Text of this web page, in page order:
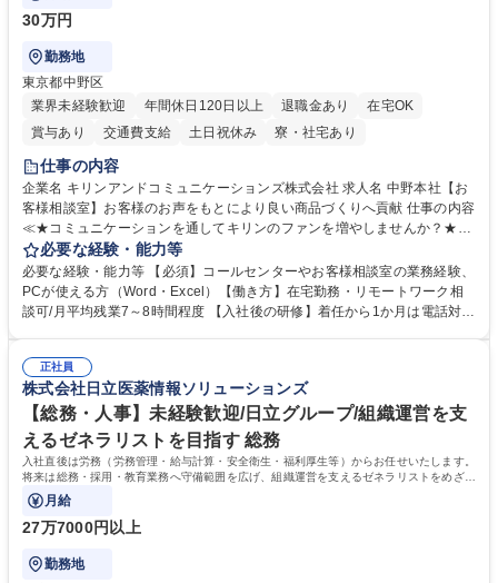
30万円
勤務地
東京都中野区
業界未経験歓迎
年間休日120日以上 退職金あり
在宅OK
賞与あり
交通費支給 土日祝休み 寮・社宅あり
仕事の内容
企業名 キリンアンドコミュニケーションズ株式会社 求人名 中野本社【お
客様相談室】お客様のお声をもとにより良い商品づくりへ貢献 仕事の内容
≪★コミュニケーションを通してキリンのファンを増やしませんか？★≫
お客様のお声をより良い商品づくりに活かしていく上で、窓口となるお客
様相談室でのお仕事です。 日々お客様からいただくキリングループへのご
意見を、企業活動に活かしています。お客様からの声に迅速かつ誠意をも
って対応、情報提供するとともにグループ内活動に反映しています。 【具
平均100件前後■メール・手紙：同上40件前後 募集職種 中野本社【お客様
相談室】お客様のお声をもとにより良い商品づくりへ貢献
必要な経験・能力等
必要な経験・能力等 【必須】コールセンターやお客様相談室の業務経験、
PCが使える方（Word・Excel）【働き方】在宅勤務・リモートワーク相
談可/月平均残業7～8時間程度 【入社後の研修】着任から1か月は電話対応
すのでご安心ください。 【当社について】キリングループの広報機能を担
う会社として、お客様との出会いを大切にし、磨き上げたホスピタリティ
を込めてコミュニケーションをとりながら広報関連業務を行っておりま
す。 学歴・資格 学歴：大学院 大学 高専 短大 専修学校 高校 語学力： 資
格：
正社員
株式会社日立医薬情報ソリューションズ
【総務・人事】未経験歓迎/日立グループ/組織運営を支
えるゼネラリストを目指す 総務
入社直後は労務（労務管理・給与計算・安全衛生・福利厚生等）からお任せいたします。
将来は総務・採用・教育業務へ守備範囲を広げ、組織運営を支えるゼネラリストをめざせ
ます。
月給
27万7000円以上
勤務地